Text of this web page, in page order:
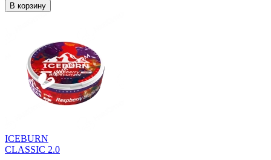
В корзину
ICEBURN
CLASSIC 2.0